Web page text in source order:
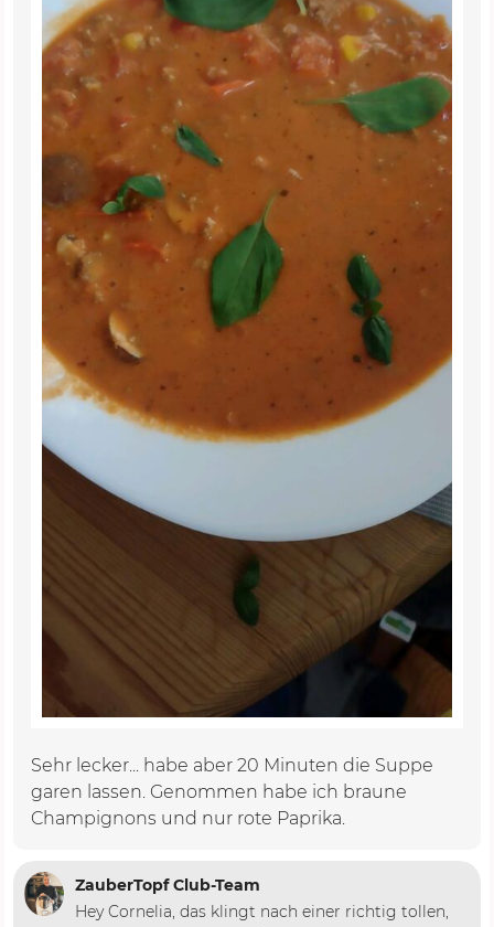
Sehr lecker... habe aber 20 Minuten die Suppe
garen lassen. Genommen habe ich braune
Champignons und nur rote Paprika.
ZauberTopf Club-Team
Hey Cornelia, das klingt nach einer richtig tollen,